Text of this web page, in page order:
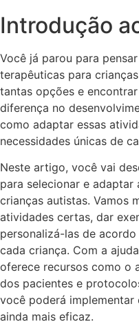
Introdução
Você já parou para
terapêuticas para
tantas opções e
diferença no
como adaptar essas
necessidades únicas de
Neste artigo, você vai
para selecionar e
crianças autistas. Vamos
atividades certas, dar
personalizá-las de
cada criança. Com a
oferece recursos como o
dos pacientes e
você poderá implementar
ainda mais eficaz.